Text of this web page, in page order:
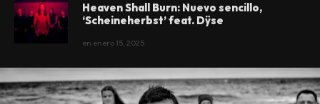
Heaven Shall Burn: Nuevo sencillo,
‘Scheineherbst’ feat. Dÿse
en enero 15, 2025